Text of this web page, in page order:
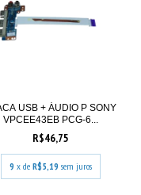
USB + ÁUDIO P SONY
VPCEE43EB PCG-6...
R$46,75
9 x de R$5,19 sem juros